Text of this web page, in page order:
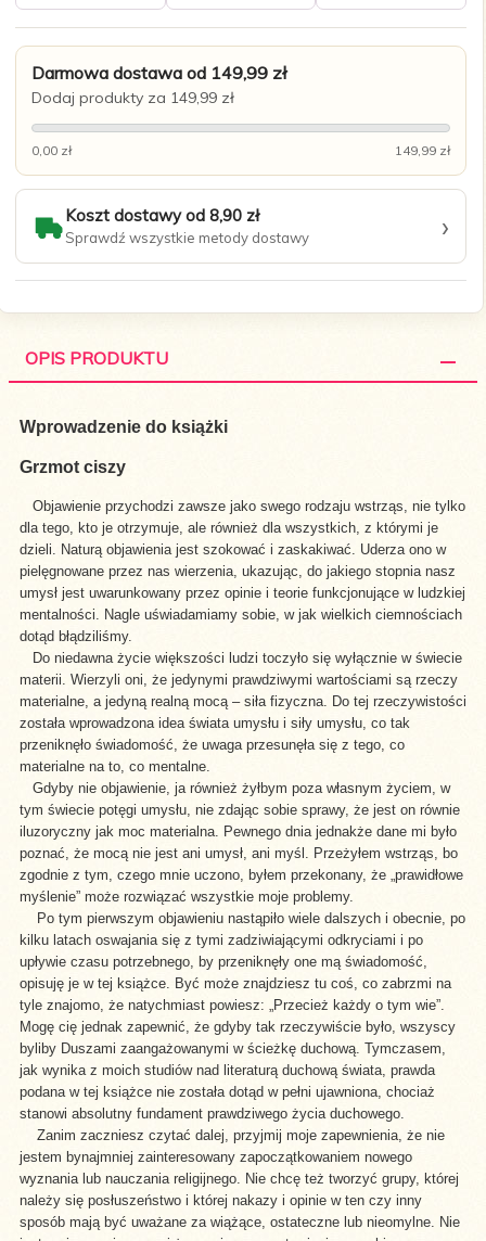
Darmowa dostawa od 149,99 zł
Dodaj produkty za 149,99 zł
0,00 zł 149,99 zł
Koszt dostawy od 8,90 zł
Sprawdź wszystkie metody dostawy ›
OPIS PRODUKTU
Wprowadzenie do książki
Grzmot ciszy
Objawienie przychodzi zawsze jako swego rodzaju wstrząs, nie tylko
dla tego, kto je otrzymuje, ale również dla wszystkich, z którymi je
dzieli. Naturą objawienia jest szokować i zaskakiwać. Uderza ono w
pielęgnowane przez nas wierzenia, ukazując, do jakiego stopnia nasz
umysł jest uwarunkowany przez opinie i teorie funkcjonujące w ludzkiej
mentalności. Nagle uświadamiamy sobie, w jak wielkich ciemnościach
dotąd błądziliśmy.
Do niedawna życie większości ludzi toczyło się wyłącznie w świecie
materii. Wierzyli oni, że jedynymi prawdziwymi wartościami są rzeczy
materialne, a jedyną realną mocą – siła fizyczna. Do tej rzeczywistości
została wprowadzona idea świata umysłu i siły umysłu, co tak
przeniknęło świadomość, że uwaga przesunęła się z tego, co
materialne na to, co mentalne.
Gdyby nie objawienie, ja również żyłbym poza własnym życiem, w
tym świecie potęgi umysłu, nie zdając sobie sprawy, że jest on równie
iluzoryczny jak moc materialna. Pewnego dnia jednakże dane mi było
poznać, że mocą nie jest ani umysł, ani myśl. Przeżyłem wstrząs, bo
zgodnie z tym, czego mnie uczono, byłem przekonany, że „prawidłowe
myślenie” może rozwiązać wszystkie moje problemy.
Po tym pierwszym objawieniu nastąpiło wiele dalszych i obecnie, po
kilku latach oswajania się z tymi zadziwiającymi odkryciami i po
upływie czasu potrzebnego, by przeniknęły one mą świadomość,
opisuję je w tej książce. Być może znajdziesz tu coś, co zabrzmi na
tyle znajomo, że natychmiast powiesz: „Przecież każdy o tym wie”.
Mogę cię jednak zapewnić, że gdyby tak rzeczywiście było, wszyscy
byliby Duszami zaangażowanymi w ścieżkę duchową. Tymczasem,
jak wynika z moich studiów nad literaturą duchową świata, prawda
podana w tej książce nie została dotąd w pełni ujawniona, chociaż
stanowi absolutny fundament prawdziwego życia duchowego.
Zanim zaczniesz czytać dalej, przyjmij moje zapewnienia, że nie
jestem bynajmniej zainteresowany zapoczątkowaniem nowego
wyznania lub nauczania religijnego. Nie chcę też tworzyć grupy, której
należy się posłuszeństwo i której nakazy i opinie w ten czy inny
sposób mają być uważane za wiążące, ostateczne lub nieomylne. Nie